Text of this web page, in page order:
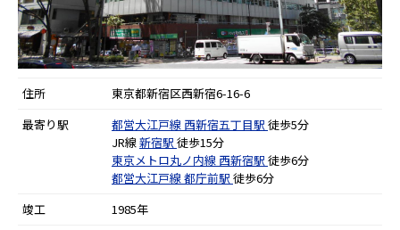
住所
東京都新宿区西新宿6-16-6
最寄り駅
都営大江戸線 西新宿五丁目駅 徒歩5分
JR線新宿駅 徒歩15分
東京メトロ丸ノ内線 西新宿駅 徒歩6分
都営大江戸線都庁前駅 徒歩6分
竣工
1985年